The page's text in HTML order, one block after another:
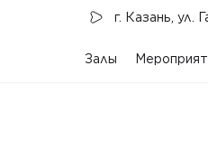
г. Казань, ​ул.
Залы